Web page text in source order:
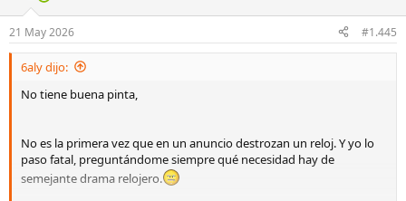
21 May 2026 #1.445
6aly dijo:
No tiene buena pinta,
No es la primera vez que en un anuncio destrozan un reloj. Y yo lo
paso fatal, preguntándome siempre qué necesidad hay de
semejante drama relojero.